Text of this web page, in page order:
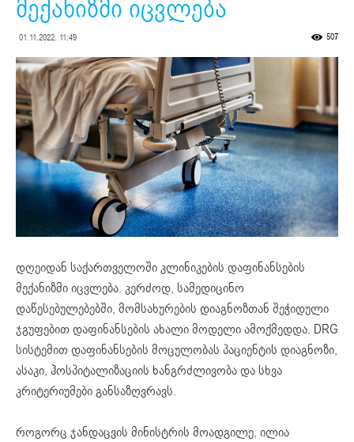
მექანიზმი იცვლება
01.11.2022. 11:49 507
დღეიდან საქართველოში კლინიკების დაფინანსების
მექანიზმი იცვლება. კერძოდ, სამედიცინო
დაწესებულებებში, მომსახურების დიაგნოზთან შეჭიდული
ჯგუფებით დაფინანსების ახალი მოდელი ამოქმედდა. DRG
სისტემით დაფინანსების მოცულობას პაციენტის დიაგნოზი,
ასაკი, ჰოსპიტალიზაციის ხანგრძლივობა და სხვა
კრიტერიუმები განსაზღვრავს.
როგორც ჯანდაცვის მინისტრის მოადგილე, ილია